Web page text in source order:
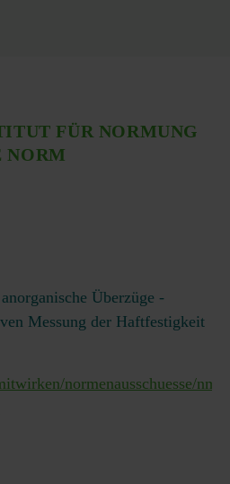
FÜR NORMUNG
NORM
Überzüge -
Messung der Haftfestigkeit
normenausschuesse/